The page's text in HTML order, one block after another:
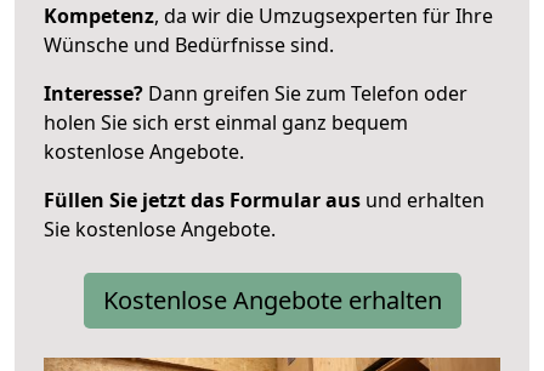
Kompetenz, da wir die Umzugsexperten für Ihre
Wünsche und Bedürfnisse sind.
Interesse? Dann greifen Sie zum Telefon oder
holen Sie sich erst einmal ganz bequem
kostenlose Angebote.
Füllen Sie jetzt das Formular aus und erhalten
Sie kostenlose Angebote.
Kostenlose Angebote erhalten